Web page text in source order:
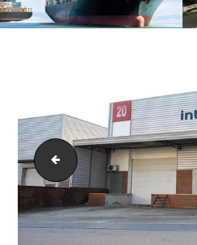
intersped_sobre_18